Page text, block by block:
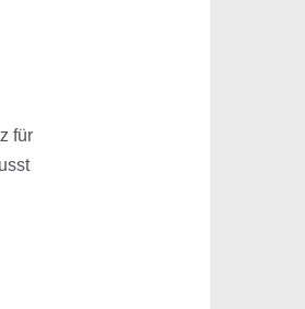
für